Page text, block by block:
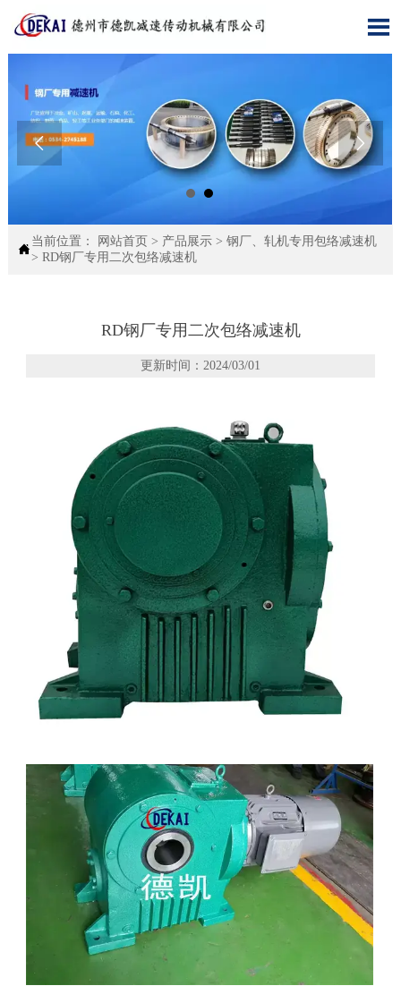

 

当前位置： 网站首页 > 产品展示> 钢厂、轧机专用包络减速机
> RD钢厂专用二次包络减速机
RD钢厂专用二次包络减速机
更新时间：2024/03/01